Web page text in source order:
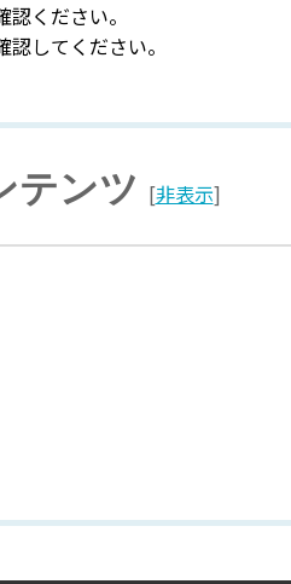
ください。
してください。
テンツ [非表示]